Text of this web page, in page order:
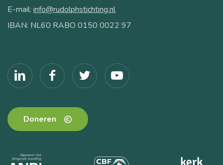
E-mail: info@rudolphstichting.nl
IBAN: NL60 RABO 0150 0022 97
Doneren